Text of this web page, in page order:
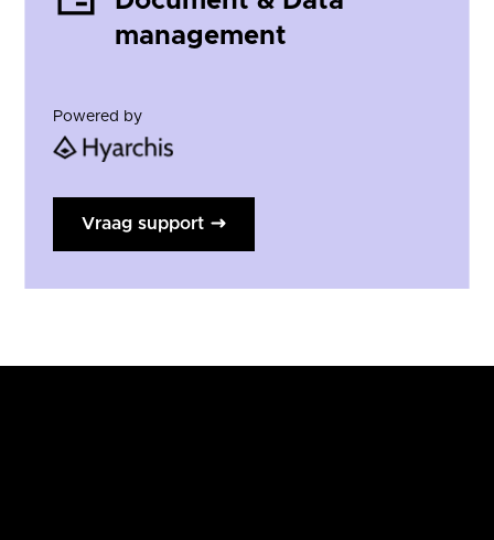
management
Powered by
Vraag support